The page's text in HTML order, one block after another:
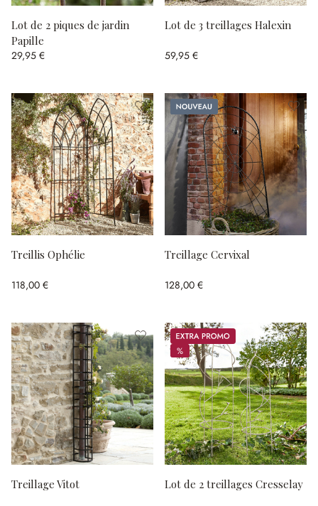
Lot de 2 piques de jardin
Papille
29,95 €
Lot de 3 treillages Halexin
59,95 €
Treillis Ophélie
118,00 €
Nouveau
Treillage Cervixal
128,00 €
Treillage Vitot
Promos
%
%
Lot de 2 treillages Cresselay